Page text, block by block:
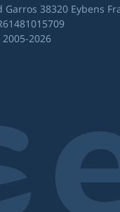
38320 Eybens
2026